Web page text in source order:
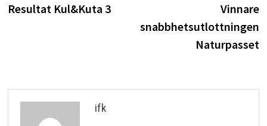
inlägg:
Resultat Kul&Kuta 3
Vinnare
snabbhetsutlottningen
Naturpasset
ifk